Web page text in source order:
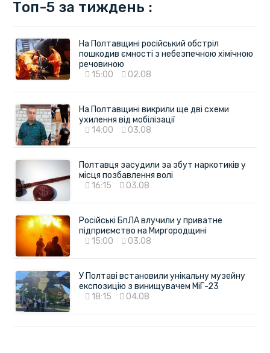
Топ-5 за тиждень :
На Полтавщині російський обстріл
пошкодив ємності з небезпечною хімічною
речовиною
15:00
02.08
На Полтавщині викрили ще дві схеми
ухилення від мобілізації
14:00
03.08
Полтавця засудили за збут наркотиків у
місця позбавлення волі
16:15
03.08
Російські БпЛА влучили у приватне
підприємство на Миргородщині
15:00
03.08
У Полтаві встановили унікальну музейну
експозицію з винищувачем МіГ-23
18:15
04.08